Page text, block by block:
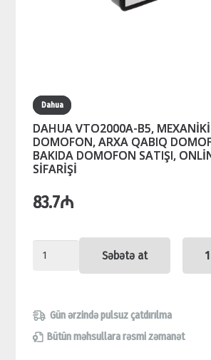
Dahua
DAHUA VTO2000A-B5,
DOMOFON, ARXA QABIQ
BAKIDA DOMOFON SATIŞI,
SİFARİŞİ
83.7₼
DAHUA
VTO2000A-
MEXANİKİ
DÜYMƏLİ
Səbətə at
Gün ərzində pulsuz çatdırılma
Bütün məhsullara rəsmi zəmanət